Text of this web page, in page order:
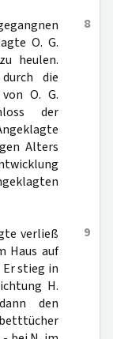
8
O. G.
heulen.
die
O. G.
der
Alters
9
verließ
Haus auf
stieg in
H.
den